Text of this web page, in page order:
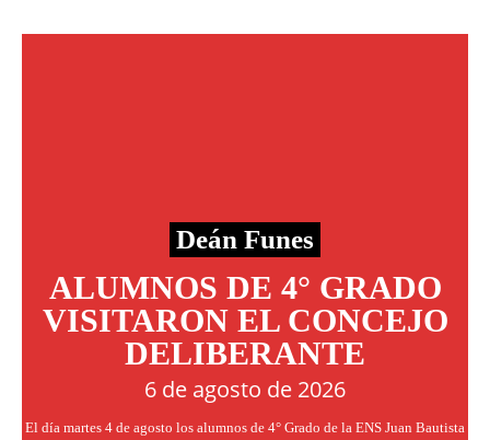
Deán Funes
ALUMNOS DE 4° GRADO
VISITARON EL CONCEJO
DELIBERANTE
6 de agosto de 2026
El día martes 4 de agosto los alumnos de 4° Grado de la ENS Juan Bautista